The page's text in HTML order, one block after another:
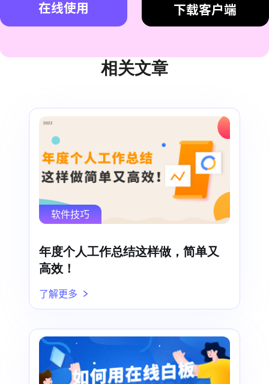
在线使用 下载客户端
相关文章
软件技巧
年度个人工作总结这样做，简单又
高效！
了解更多